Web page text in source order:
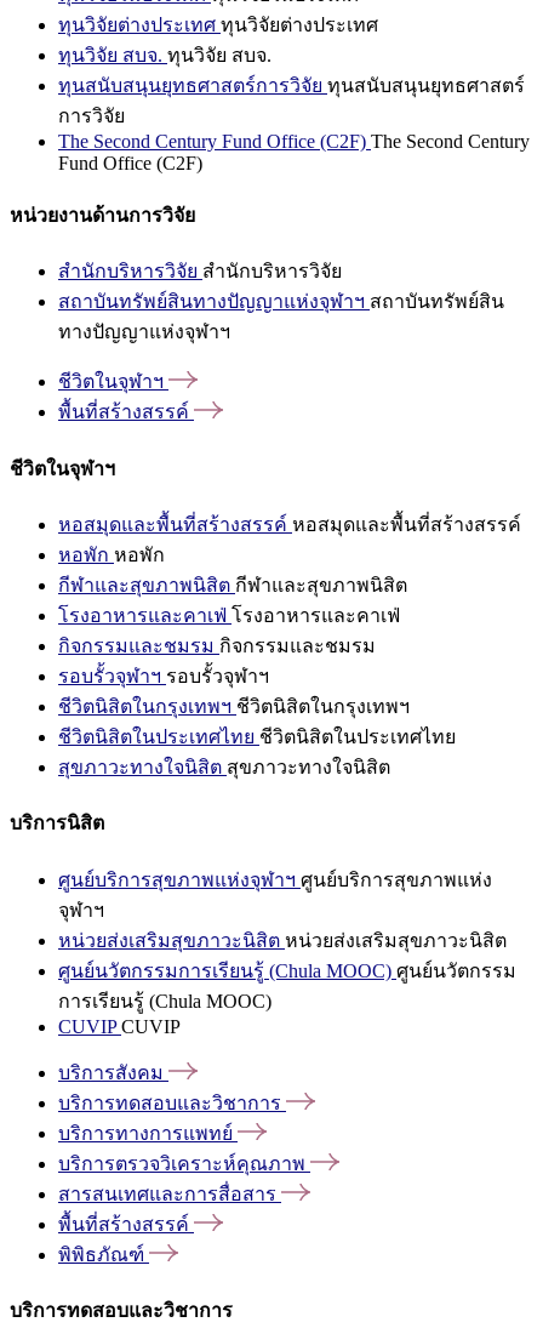
ทุนวิจัยต่างประเทศ ทุนวิจัยต่างประเทศ
ทุนวิจัย สบจ. ทุนวิจัย สบจ.
ทุนสนับสนุนยุทธศาสตร์การวิจัย ทุนสนับสนุนยุทธศาสตร์
การวิจัย
The Second Century Fund Office (C2F) The Second Century
Fund Office (C2F)
หน่วยงานด้านการวิจัย
สำนักบริหารวิจัย สำนักบริหารวิจัย
สถาบันทรัพย์สินทางปัญญาแห่งจุฬาฯ สถาบันทรัพย์สิน
ทางปัญญาแห่งจุฬาฯ
ชีวิตในจุฬาฯ
พื้นที่สร้างสรรค์
ชีวิตในจุฬาฯ
หอสมุดและพื้นที่สร้างสรรค์ หอสมุดและพื้นที่สร้างสรรค์
หอพัก หอพัก
กีฬาและสุขภาพนิสิต กีฬาและสุขภาพนิสิต
โรงอาหารและคาเฟ่ โรงอาหารและคาเฟ่
กิจกรรมและชมรม กิจกรรมและชมรม
รอบรั้วจุฬาฯ รอบรั้วจุฬาฯ
ชีวิตนิสิตในกรุงเทพฯ ชีวิตนิสิตในกรุงเทพฯ
ชีวิตนิสิตในประเทศไทย ชีวิตนิสิตในประเทศไทย
สุขภาวะทางใจนิสิต สุขภาวะทางใจนิสิต
บริการนิสิต
ศูนย์บริการสุขภาพแห่งจุฬาฯ ศูนย์บริการสุขภาพแห่ง
จุฬาฯ
หน่วยส่งเสริมสุขภาวะนิสิต หน่วยส่งเสริมสุขภาวะนิสิต
ศูนย์นวัตกรรมการเรียนรู้ (Chula MOOC) ศูนย์นวัตกรรม
การเรียนรู้ (Chula MOOC)
CUVIPCUVIP
บริการสังคม
บริการทดสอบและวิชาการ
บริการทางการแพทย์
บริการตรวจวิเคราะห์คุณภาพ
สารสนเทศและการสื่อสาร
พื้นที่สร้างสรรค์
พิพิธภัณฑ์
บริการทดสอบและวิชาการ